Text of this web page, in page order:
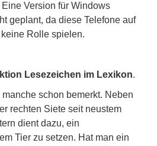
Version für Windows
geplant, da diese Telefone auf
Rolle spielen.
Lesezeichen im Lexikon.
schon bemerkt. Neben
rechten Siete seit neustem
dient dazu, ein
Tier zu setzen. Hat man ein